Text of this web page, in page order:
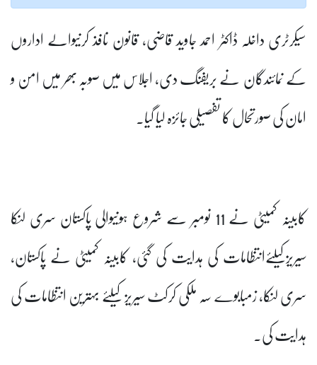
سیکرٹری داخلہ ڈاکٹر احمد جاوید قاضی، قانون نافذ کرنیوالے اداروں
کے نمائندگان نے بریفنگ دی، اجلاس میں صوبہ بھر میں امن و
امان کی صورتحال کا تفصیلی جائزہ لیا گیا۔
کابینہ کمیٹی نے 11 نومبر سے شروع ہونیوالی پاکستان سری لنکا
سیریزکیلئےانتظامات کی ہدایت کی گئی، کابینہ کمیٹی نے پاکستان،
سری لنکا، زمبابوے سہ ملکی کرکٹ سیریز کیلئے بہترین انتظامات کی
ہدایت کی۔